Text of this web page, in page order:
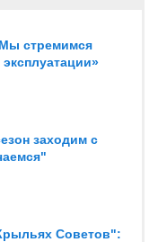
стремимся
заходим с
Советов":